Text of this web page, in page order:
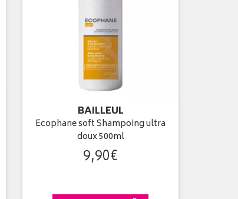
BAILLEUL
Ecophane soft Shampoing ultra
doux 500ml
9,90€